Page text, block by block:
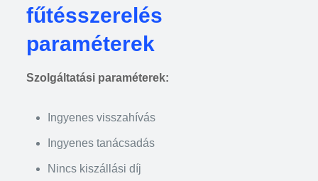
fűtésszerelés
paraméterek
Szolgáltatási paraméterek:
Ingyenes visszahívás
Ingyenes tanácsadás
Nincs kiszállási díj